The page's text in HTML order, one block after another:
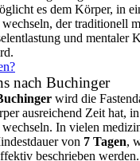
es dem Körper, in
der traditionell
und mentaler
nach Buchinger
wird die
ausreichend Zeit hat,
In vielen
von 7 Tagen,
beschrieben werden.